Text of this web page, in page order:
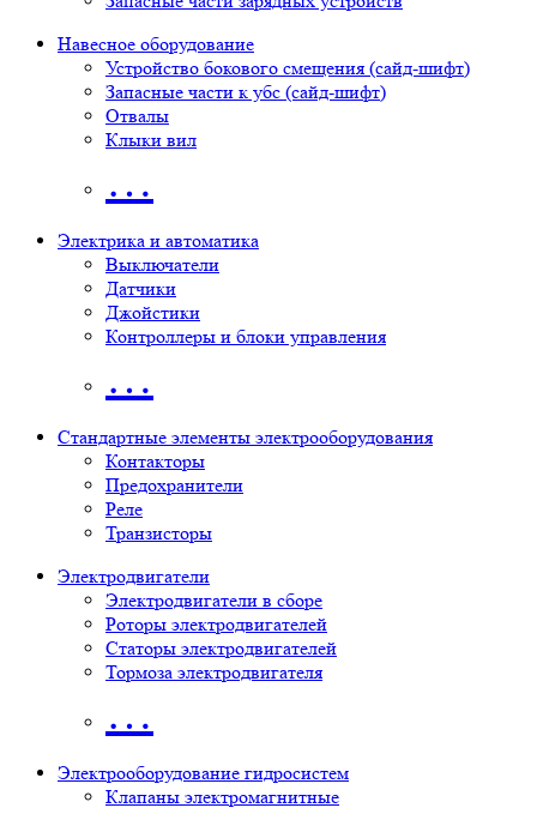
Навесное оборудование
Устройство бокового смещения (сайд-шифт)
Запасные части к убс (сайд-шифт)
Отвалы
Клыки вил
…
Электрика и автоматика
Выключатели
Датчики
Джойстики
Контроллеры и блоки управления
…
Стандартные элементы электрооборудования
Контакторы
Предохранители
Реле
Транзисторы
Электродвигатели
Электродвигатели в сборе
Роторы электродвигателей
Статоры электродвигателей
Тормоза электродвигателя
…
Электрооборудование гидросистем
Клапаны электромагнитные